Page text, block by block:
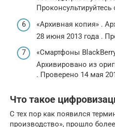
Проконсультируйтесь
«Архивная копия» .
28 июня 2013 года .
«Смартфоны
Архивировано из
. Проверено 14 мая
Что такое
С тех пор как появился
производство», прошло